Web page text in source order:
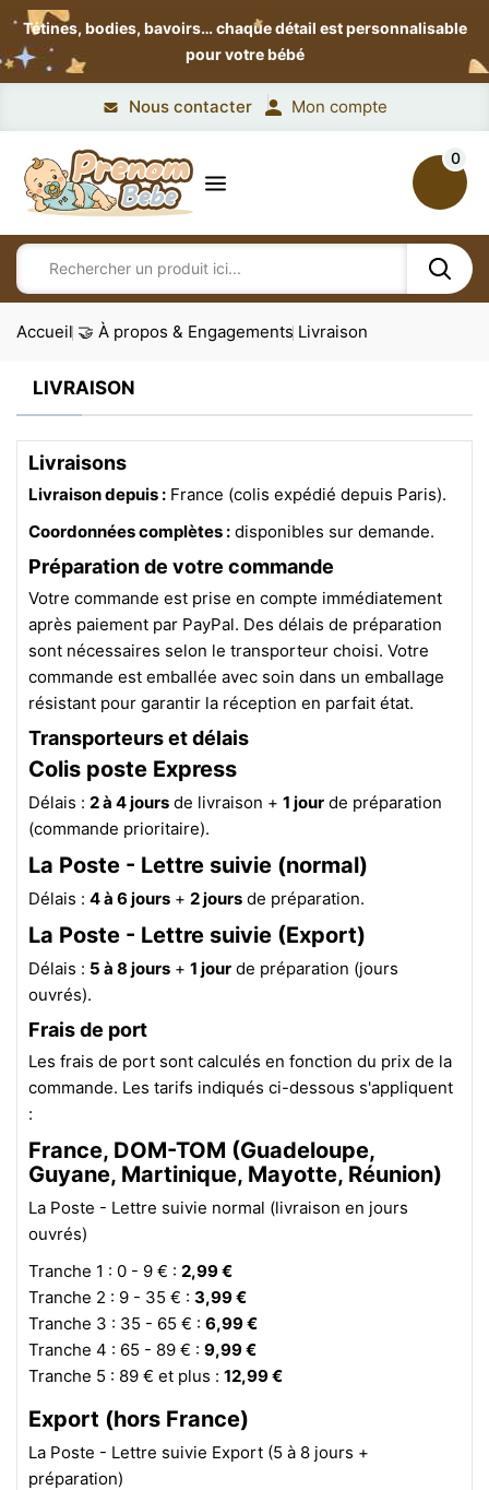
Tétines, bodies, bavoirs…chaque détail est personnalisable
pour votre bébé
Nous contacter Mon compte
0
Accueil 🤝 À propos & Engagements Livraison
LIVRAISON
Livraisons
Livraison depuis : France (colis expédié depuis Paris).
Coordonnées complètes : disponibles sur demande.
Préparation de votre commande
Votre commande est prise en compte immédiatement
après paiement par PayPal. Des délais de préparation
sont nécessaires selon le transporteur choisi. Votre
commande est emballée avec soin dans un emballage
résistant pour garantir la réception en parfait état.
Transporteurs et délais
Colis poste Express
Délais : 2 à 4 jours de livraison + 1 jour de préparation
(commande prioritaire).
La Poste - Lettre suivie (normal)
Délais : 4 à 6 jours + 2 jours de préparation.
La Poste - Lettre suivie (Export)
Délais : 5 à 8 jours + 1 jour de préparation (jours
ouvrés).
Frais de port
Les frais de port sont calculés en fonction du prix de la
commande. Les tarifs indiqués ci-dessous s'appliquent
:
France, DOM-TOM (Guadeloupe,
Guyane, Martinique, Mayotte, Réunion)
La Poste - Lettre suivie normal (livraison en jours
ouvrés)
Tranche 1 : 0 - 9 € : 2,99 €
Tranche 2 : 9 - 35 € : 3,99 €
Tranche 3 : 35 - 65 € : 6,99 €
Tranche 4 : 65 - 89 € : 9,99 €
Tranche 5 : 89 € et plus : 12,99 €
Export (hors France)
La Poste - Lettre suivie Export (5 à 8 jours +
préparation)